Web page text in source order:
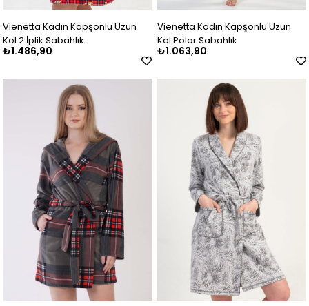
Vienetta Kadın Kapşonlu Uzun
Kol 2 İplik Sabahlık
₺1.486,90
Vienetta Kadın Kapşonlu Uzun
Kol Polar Sabahlık
₺1.063,90